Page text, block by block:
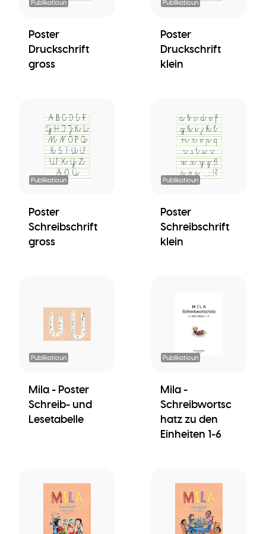
Publikatioun
Poster
Druckschrift
gross
Publikatioun
Poster
Druckschrift
klein
Publikatioun
Poster
Schreibschrift
gross
Publikatioun
Poster
Schreibschrift
klein
Publikatioun
Mila - Poster
Schreib- und
Lesetabelle
Publikatioun
Mila -
Schreibwortsc
hatz zu den
Einheiten 1-6